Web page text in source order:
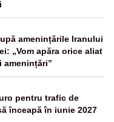
amenințările Iranului
„Vom apăra orice aliat
amenințări”
pentru trafic de
înceapă în iunie 2027